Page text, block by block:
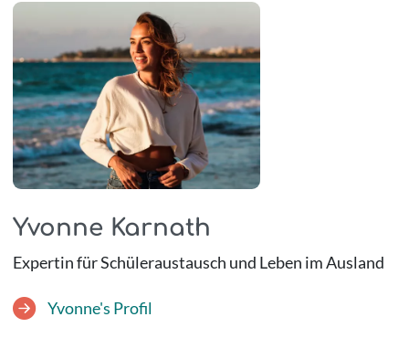
Yvonne Karnath
Expertin für Schüleraustausch und Leben im Ausland
Yvonne's Profil